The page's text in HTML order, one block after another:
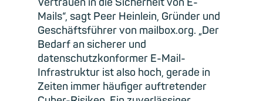
Mails“, sagt Peer Heinlein, Gründer und
Geschäftsführer von mailbox.org. „Der
Bedarf an sicherer und
datenschutzkonformer E-Mail-
Infrastruktur ist also hoch, gerade in
Zeiten immer häufiger auftretender